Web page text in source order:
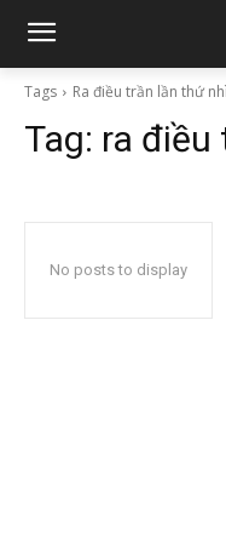
Tags Ra điều trần lần thứ nhì
Tag: ra điều
No posts to display